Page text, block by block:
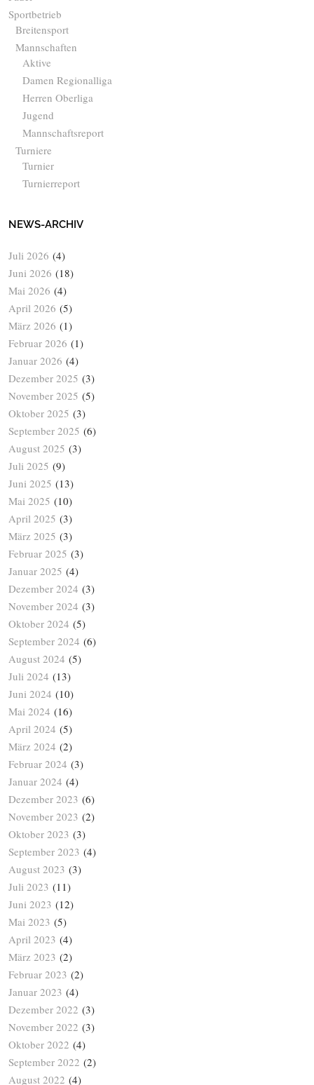
Sportbetrieb
Breitensport
Mannschaften
Aktive
Damen Regionalliga
Herren Oberliga
Jugend
Mannschaftsreport
Turniere
Turnier
Turnierreport
NEWS-ARCHIV
Juli 2026 (4)
Juni 2026 (18)
Mai 2026 (4)
April 2026 (5)
März 2026 (1)
Februar 2026 (1)
Januar 2026 (4)
Dezember 2025 (3)
November 2025 (5)
Oktober 2025 (3)
September 2025 (6)
August 2025 (3)
Juli 2025 (9)
Juni 2025 (13)
Mai 2025 (10)
April 2025 (3)
März 2025 (3)
Februar 2025 (3)
Januar 2025 (4)
Dezember 2024 (3)
November 2024 (3)
Oktober 2024 (5)
September 2024 (6)
August 2024 (5)
Juli 2024 (13)
Juni 2024 (10)
Mai 2024 (16)
April 2024 (5)
März 2024 (2)
Februar 2024 (3)
Januar 2024 (4)
Dezember 2023 (6)
November 2023 (2)
Oktober 2023 (3)
September 2023 (4)
August 2023 (3)
Juli 2023 (11)
Juni 2023 (12)
Mai 2023 (5)
April 2023 (4)
März 2023 (2)
Februar 2023 (2)
Januar 2023 (4)
Dezember 2022 (3)
November 2022 (3)
Oktober 2022 (4)
September 2022 (2)
August 2022 (4)